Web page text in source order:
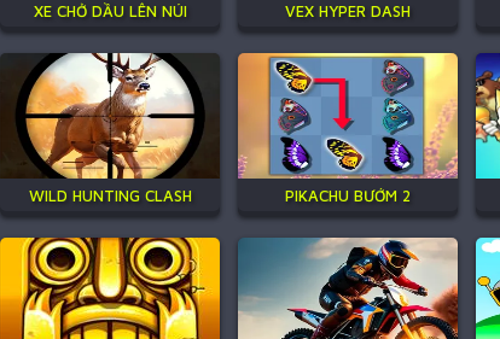
XE CHỞ DẦU LÊN NÚI VEX HYPER DASH
WILD HUNTING CLASH PIKACHU BƯỚM 2